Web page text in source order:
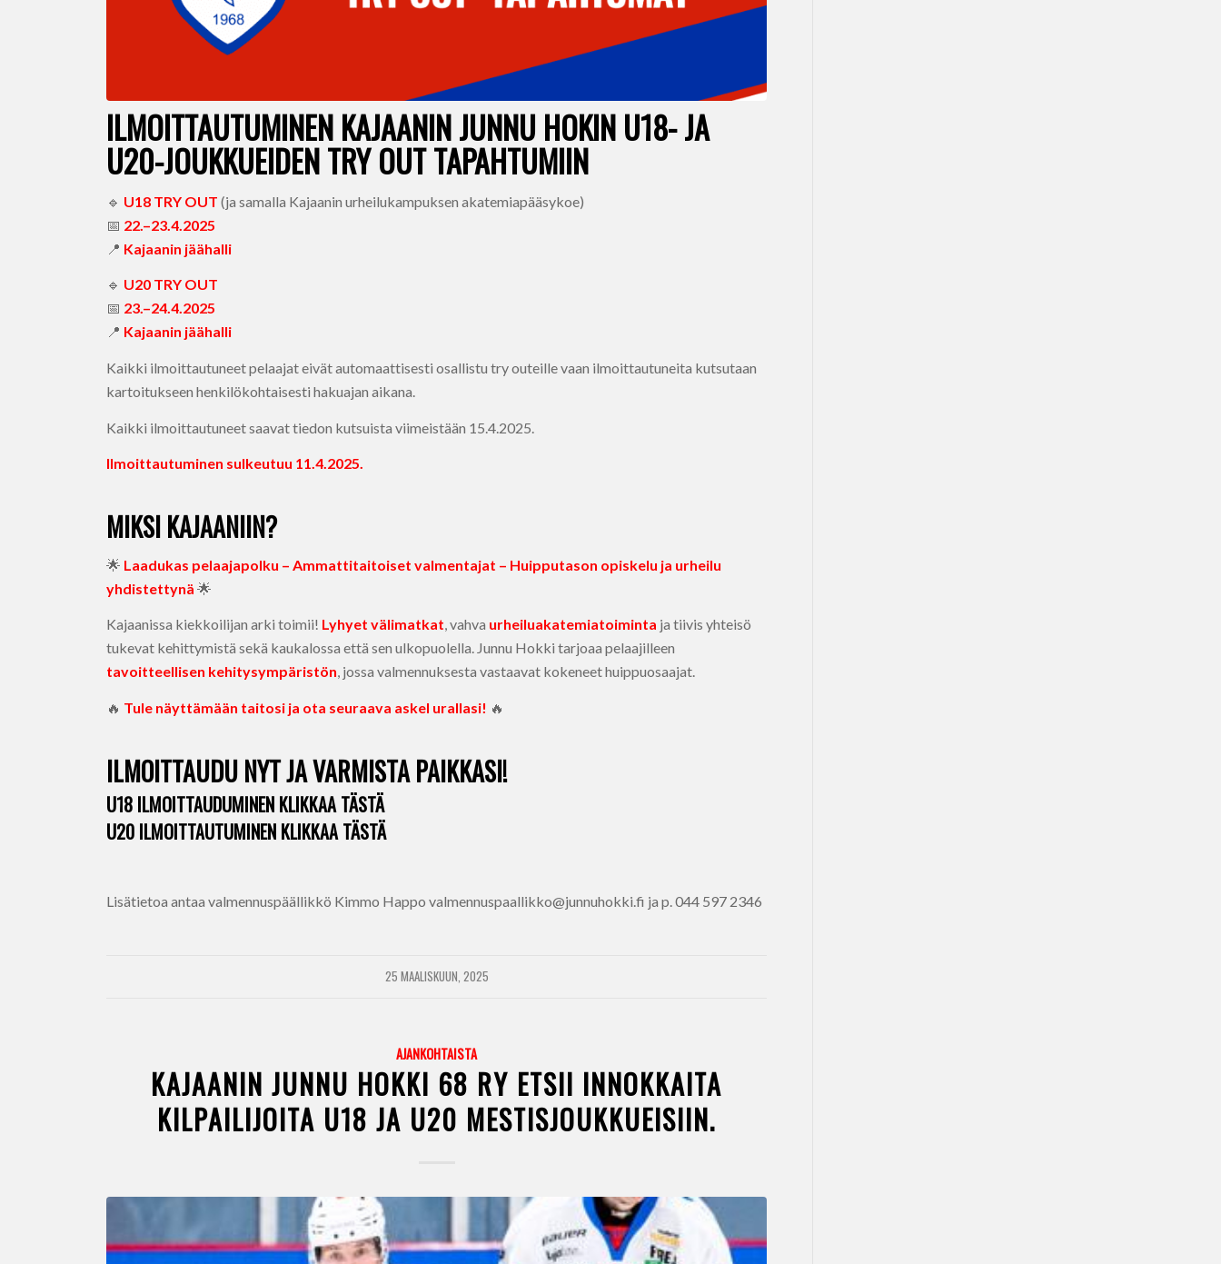
ILMOITTAUTUMINEN KAJAANIN JUNNU HOKIN U18- JA
U20-JOUKKUEIDEN TRY OUT TAPAHTUMIIN
🔹 U18 TRY OUT (ja samalla Kajaanin urheilukampuksen akatemiapääsykoe)
📅 22.–23.4.2025
📍 Kajaanin jäähalli
🔹 U20 TRY OUT
📅 23.–24.4.2025
📍 Kajaanin jäähalli
Kaikki ilmoittautuneet pelaajat eivät automaattisesti osallistu try outeille vaan ilmoittautuneita kutsutaan
kartoitukseen henkilökohtaisesti hakuajan aikana.
Kaikki ilmoittautuneet saavat tiedon kutsuista viimeistään 15.4.2025.
Ilmoittautuminen sulkeutuu 11.4.2025.
MIKSI KAJAANIIN?
🌟 Laadukas pelaajapolku – Ammattitaitoiset valmentajat – Huipputason opiskelu ja urheilu
yhdistettynä 🌟
Kajaanissa kiekkoilijan arki toimii! Lyhyet välimatkat, vahva urheiluakatemiatoiminta ja tiivis yhteisö
tukevat kehittymistä sekä kaukalossa että sen ulkopuolella. Junnu Hokki tarjoaa pelaajilleen
tavoitteellisen kehitysympäristön, jossa valmennuksesta vastaavat kokeneet huippuosaajat.
🔥 Tule näyttämään taitosi ja ota seuraava askel urallasi! 🔥
ILMOITTAUDU NYT JA VARMISTA PAIKKASI!
U18 ILMOITTAUDUMINEN KLIKKAA TÄSTÄ
U20 ILMOITTAUTUMINEN KLIKKAA TÄSTÄ
Lisätietoa antaa valmennuspäällikkö Kimmo Happo valmennuspaallikko@junnuhokki.fi ja p. 044 597 2346
25 MAALISKUUN, 2025
AJANKOHTAISTA
KAJAANIN JUNNU HOKKI 68 RY ETSII INNOKKAITA
KILPAILIJOITA U18 JA U20 MESTISJOUKKUEISIIN.